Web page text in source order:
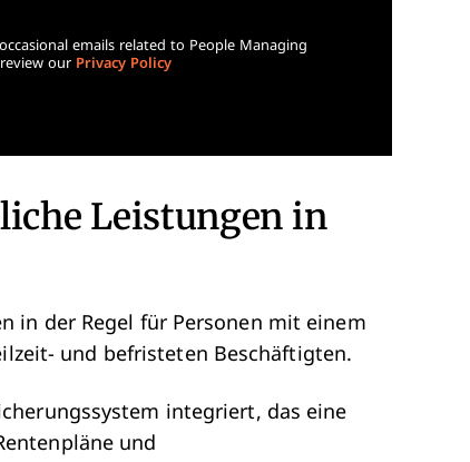
emails related to People Managing
our Privacy Policy
Leistungen in
in der Regel für Personen mit einem
und befristeten Beschäftigten.
integriert, das eine
und